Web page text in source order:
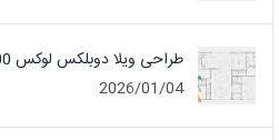
طراحی ویلا دوبلکس لوکس 1000 متری | نقشه سفارشی
2026/01/04